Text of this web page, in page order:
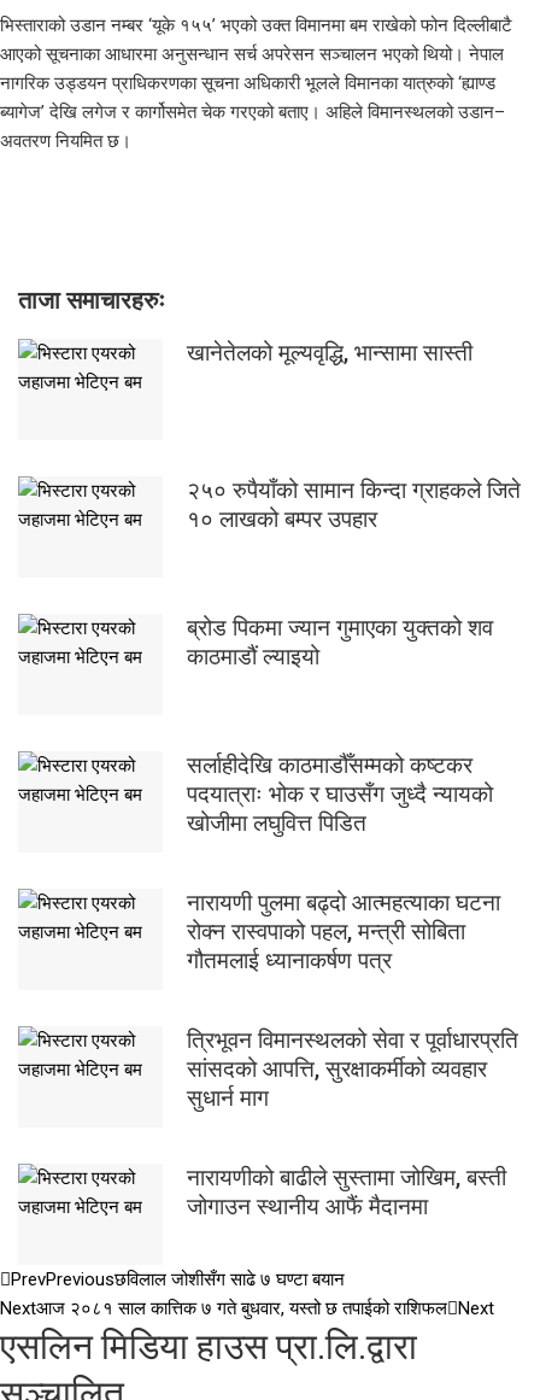
भिस्ताराको उडान नम्बर ‘यूके १५५’ भएको उक्त विमानमा बम राखेको फोन दिल्लीबाटै
आएको सूचनाका आधारमा अनुसन्धान सर्च अपरेसन सञ्चालन भएको थियो। नेपाल
नागरिक उड्डयन प्राधिकरणका सूचना अधिकारी भूलले विमानका यात्रुको ‘ह्याण्ड
ब्यागेज’ देखि लगेज र कार्गोसमेत चेक गरएको बताए। अहिले विमानस्थलको उडान–
अवतरण नियमित छ।
ताजा समाचारहरुः
खानेतेलको मूल्यवृद्धि, भान्सामा सास्ती
२५० रुपैयाँको सामान किन्दा ग्राहकले जिते
१० लाखको बम्पर उपहार
ब्रोड पिकमा ज्यान गुमाएका युक्तको शव
काठमाडौं ल्याइयो
सर्लाहीदेखि काठमाडौँसम्मको कष्टकर
पदयात्राः भोक र घाउसँग जुध्दै न्यायको
खोजीमा लघुवित्त पिडित
नारायणी पुलमा बढ्दो आत्महत्याका घटना
रोक्न रास्वपाको पहल, मन्त्री सोबिता
गौतमलाई ध्यानाकर्षण पत्र
त्रिभूवन विमानस्थलको सेवा र पूर्वाधारप्रति
सांसदको आपत्ति, सुरक्षाकर्मीको व्यवहार
सुधार्न माग
नारायणीको बाढीले सुस्तामा जोखिम, बस्ती
जोगाउन स्थानीय आफैं मैदानमा
PrevPreviousछविलाल जोशीसँग साढे ७ घण्टा बयान
Nextआज २०८१ साल कात्तिक ७ गते बुधवार, यस्तो छ तपाईको राशिफल Next
एसलिन मिडिया हाउस प्रा.लि.द्वारा